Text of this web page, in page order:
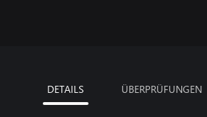
DETAILS ÜBERPRÜFUNGEN